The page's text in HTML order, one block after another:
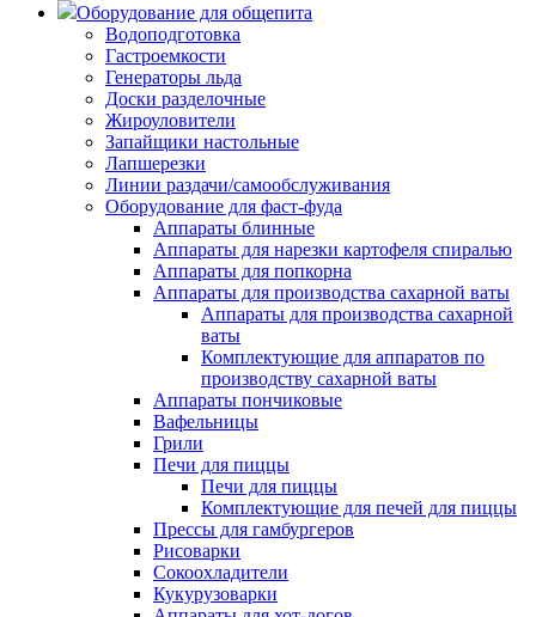
Оборудование для общепита
Водоподготовка
Гастроемкости
Генераторы льда
Доски разделочные
Жироуловители
Запайщики настольные
Лапшерезки
Линии раздачи/самообслуживания
Оборудование для фаст-фуда
Аппараты блинные
Аппараты для нарезки картофеля спиралью
Аппараты для попкорна
Аппараты для производства сахарной ваты
Аппараты для производства сахарной
ваты
Комплектующие для аппаратов по
производству сахарной ваты
Аппараты пончиковые
Вафельницы
Грили
Печи для пиццы
Печи для пиццы
Комплектующие для печей для пиццы
Прессы для гамбургеров
Рисоварки
Сокоохладители
Кукурузоварки